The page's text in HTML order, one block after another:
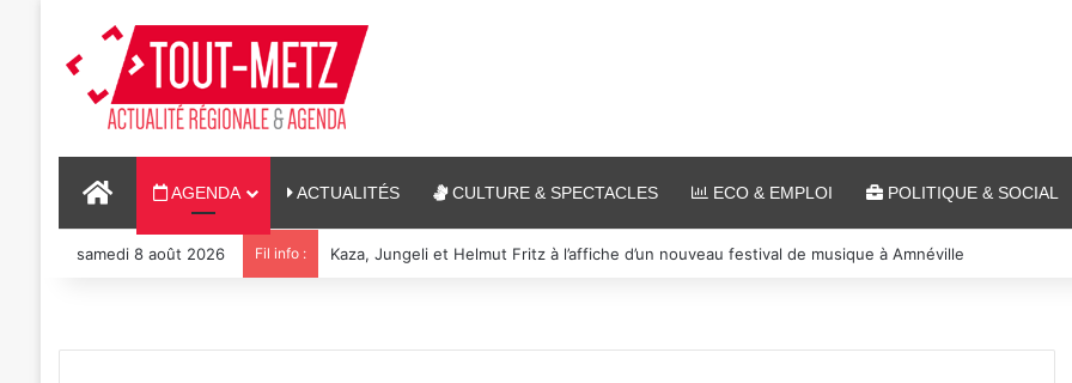
ACCUEILAGENDA ACTUALITÉS CULTURE & SPECTACLES ECO & EMPLOI POLITIQUE & SOCIAL
samedi 8 août 2026 Fil info : Reconstitution, spectacles et cinéma pour l’édition 2026 de « Ça tombe comme à Gravelotte »